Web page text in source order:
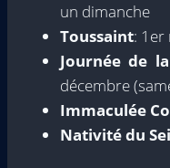
un dimanche
Toussaint: 1er
Journée de
décembre
Immaculée
Nativité du